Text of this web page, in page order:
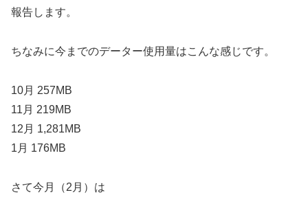
報告します。
ちなみに今までのデーター使用量はこんな感じです。
10月 257MB
11月 219MB
12月 1,281MB
1月 176MB
さて今月（2月）は